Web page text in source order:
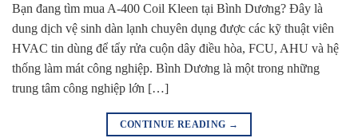
Bạn đang tìm mua A-400 Coil Kleen tại Bình Dương? Đây là
dung dịch vệ sinh dàn lạnh chuyên dụng được các kỹ thuật viên
HVAC tin dùng để tẩy rửa cuộn dây điều hòa, FCU, AHU và hệ
thống làm mát công nghiệp. Bình Dương là một trong những
trung tâm công nghiệp lớn […]
CONTINUE READING →